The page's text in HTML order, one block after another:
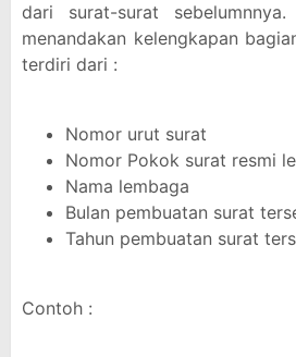
dari surat-surat
menandakan kelengkapan
terdiri dari :
Nomor urut surat
Nomor Pokok surat resmi
Nama lembaga
Bulan pembuatan surat
Tahun pembuatan surat
Contoh :